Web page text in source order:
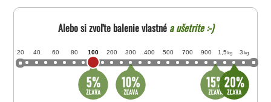
Alebo si zvoľte balenie vlastnéa ušetrite :-)
20 40 60 80 100 200 300 400 500 700 900 1,5 kg 3 kg